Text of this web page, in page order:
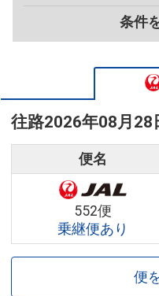
条件
往路2026年08月28
便名
552便
乗継便あり
便